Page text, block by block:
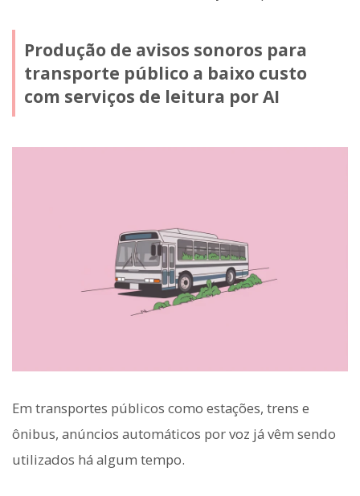
Produção de avisos sonoros para
transporte público a baixo custo
com serviços de leitura por AI
Em transportes públicos como estações, trens e
ônibus, anúncios automáticos por voz já vêm sendo
utilizados há algum tempo.